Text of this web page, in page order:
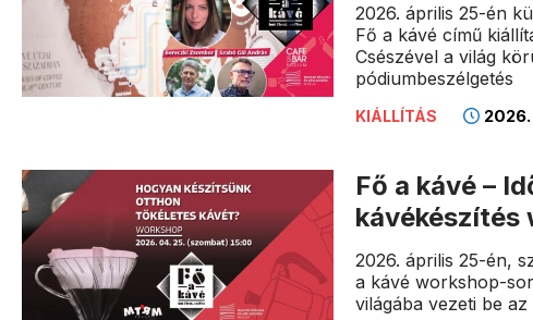
2026. április 25-én
Fő a kávé című
Csészével a világ
pódiumbeszélgetés
KIÁLLÍTÁS
Fő a kávé –
kávékészítés
2026. április 25-én,
a kávé workshop-
világába vezeti be